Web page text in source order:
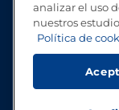
analizar el uso
nuestros
Política de